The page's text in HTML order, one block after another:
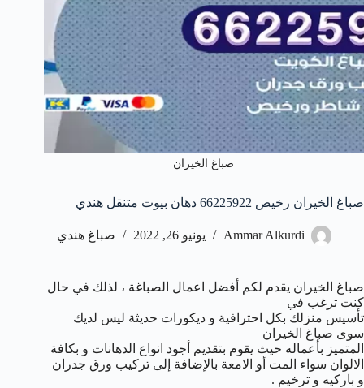
صباغ الخيران
صباغ الخيران رخيص 66225922 دهان بيوت متنقل هندي
Ammar Alkurdi يونيو 26, 2022 صباغ هندي
صباغ الخيران يقدم لكم أفضل اعمال الصباغة ، لذلك في حال
كنت ترغب في
تأسيس منزلك بكل احترافية و ديكورات حديثة ليس لديك
سوى صباغ الخيران
المتميز بأعماله حيث يقوم بتقديم أجود انواع الدهانات و بكافة
الالوان سواء المت أو الامعة بالإضافة إلى تركيب ورق جدران
و باركيه و ترخيم .